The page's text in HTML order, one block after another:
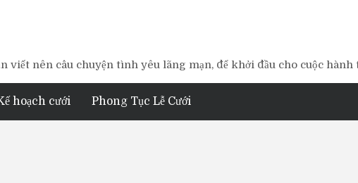
viết nên câu chuyện tình yêu lãng mạn, để khởi đầu cho cuộc
hoạch cưới Phong Tục Lễ Cưới